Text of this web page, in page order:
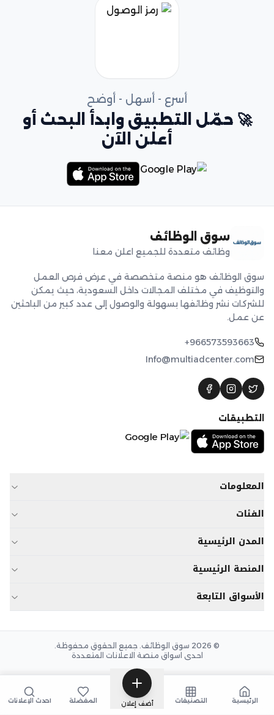
أسرع - أسهل - أوضح
🚀 حمّل التطبيق وابدأ البحث أو
أعلن الآن
سوق الوظائف
وظائف متعددة للجميع اعلن معنا
سوق الوظائف هو منصة متخصصة في عرض فرص العمل
والتوظيف في مختلف المجالات داخل السعودية، حيث يمكن
للشركات نشر وظائفها بسهولة والوصول إلى عدد كبير من الباحثين
عن عمل.
+966573593663
Info@multiadcenter.com
التطبيقات
المعلومات
الفئات
المدن الرئيسية
المنصة الرئيسية
الأسواق التابعة
© 2026 سوق الوظائف. جميع الحقوق محفوظة.
احدى اسواق منصة الاعلانات المتعددة
الرئيسية التصنيفات أضف إعلان المفضلة أحدث الإعلانات